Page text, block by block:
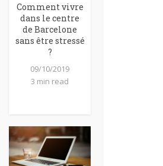
Comment vivre
dans le centre
de Barcelone
sans être stressé
?
09/10/2019
3 min read